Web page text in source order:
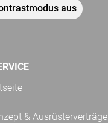
aus
& Ausrüsterverträge